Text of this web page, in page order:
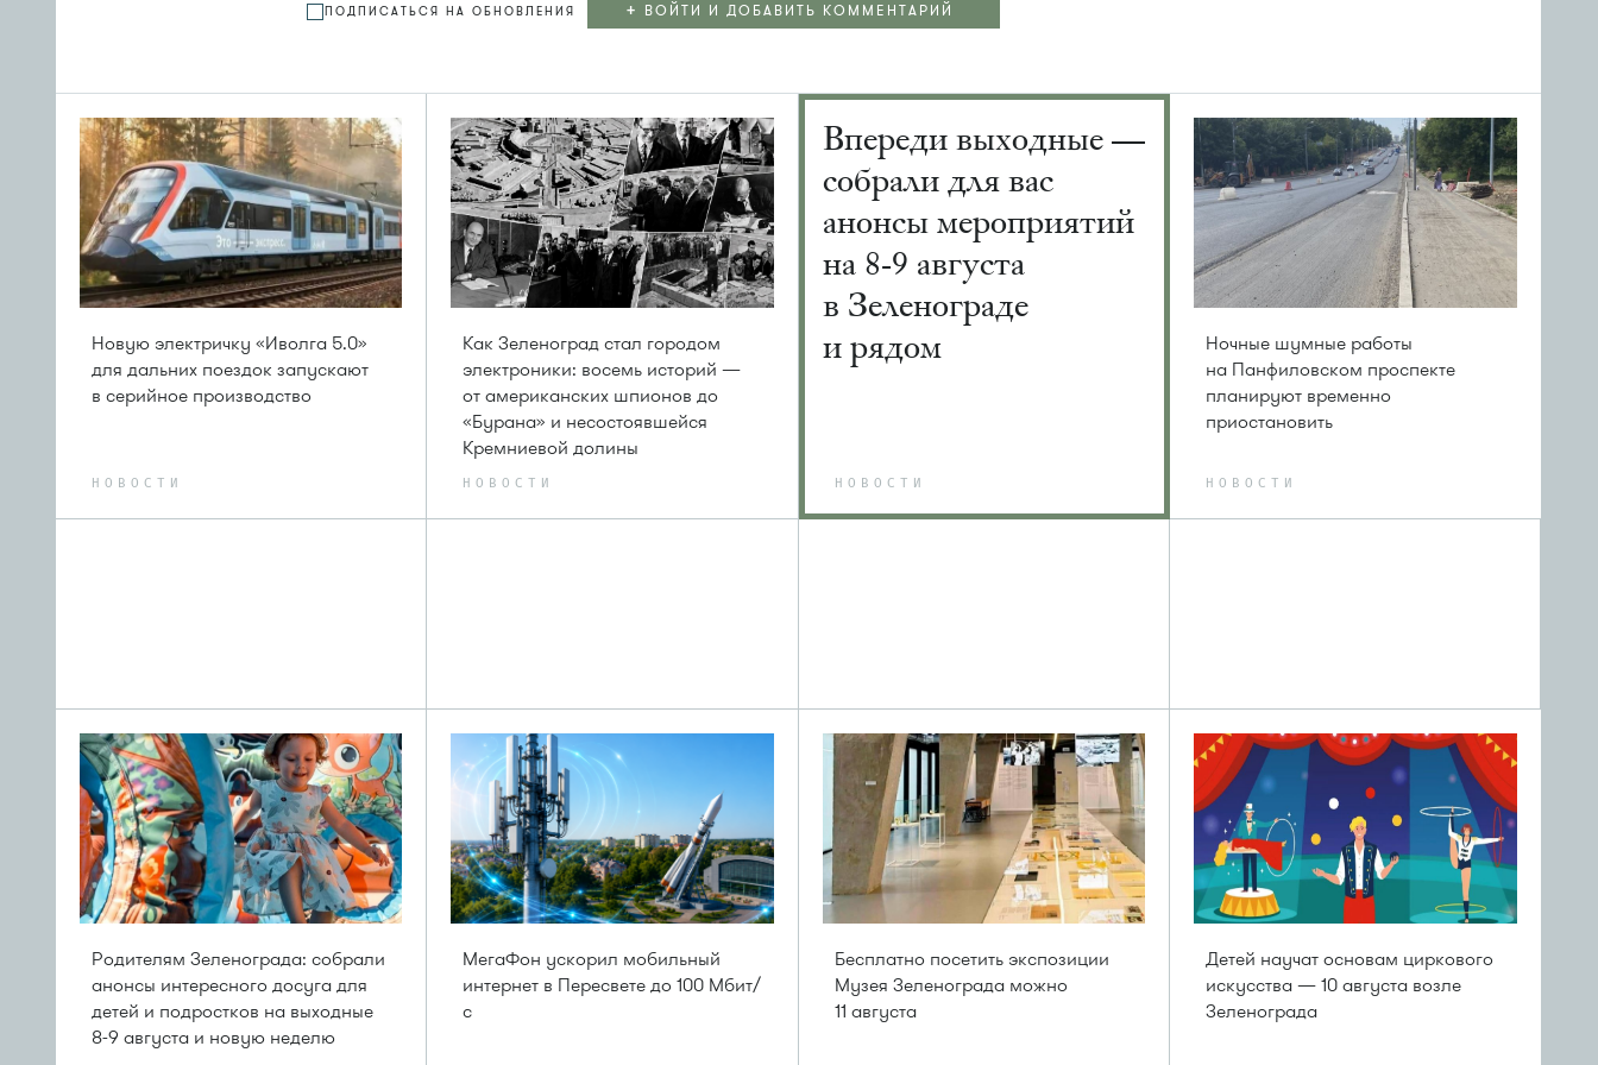
ПОДПИСАТЬСЯ НА ОБНОВЛЕНИЯ + ВОЙТИ И ДОБАВИТЬ КОММЕНТАРИЙ
Новую электричку «Иволга 5.0»
для дальних поездок запускают
в серийное производство
НОВОСТИ
Как Зеленоград стал городом
электроники: восемь историй —
от американских шпионов до
«Бурана» и несостоявшейся
Кремниевой долины
НОВОСТИ
Впереди выходные —
собрали для вас
анонсы мероприятий
на 8-9 августа
в Зеленограде
и рядом
НОВОСТИ
Ночные шумные работы
на Панфиловском проспекте
планируют временно
приостановить
НОВОСТИ
Родителям Зеленограда: собрали
анонсы интересного досуга для
детей и подростков на выходные
8-9 августа и новую неделю
МегаФон ускорил мобильный
интернет в Пересвете до 100 Мбит/
с
Бесплатно посетить экспозиции
Музея Зеленограда можно
11 августа
Детей научат основам циркового
искусства — 10 августа возле
Зеленограда